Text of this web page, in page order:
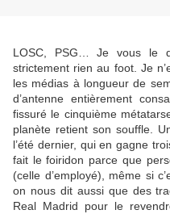
LOSC, PSG… Je vous le
strictement rien au foot. Je
les médias à longueur de
d’antenne entièrement
fissuré le cinquième
planète retient son souffle.
l’été dernier, qui en gagne
fait le foiridon parce que
(celle d’employé), même si
on nous dit aussi que des
Real Madrid pour le